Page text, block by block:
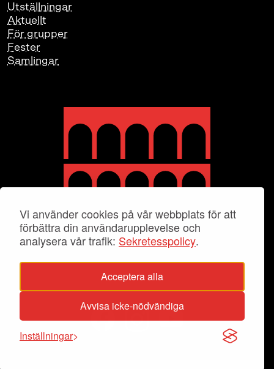
Vi använder cookies på vår webbplats för att
förbättra din användarupplevelse och
analysera vår trafik: Sekretesspolicy.
Acceptera alla
Avvisa icke-nödvändiga
Inställningar
Utställningar
Aktuellt
För grupper
Fester
Samlingar